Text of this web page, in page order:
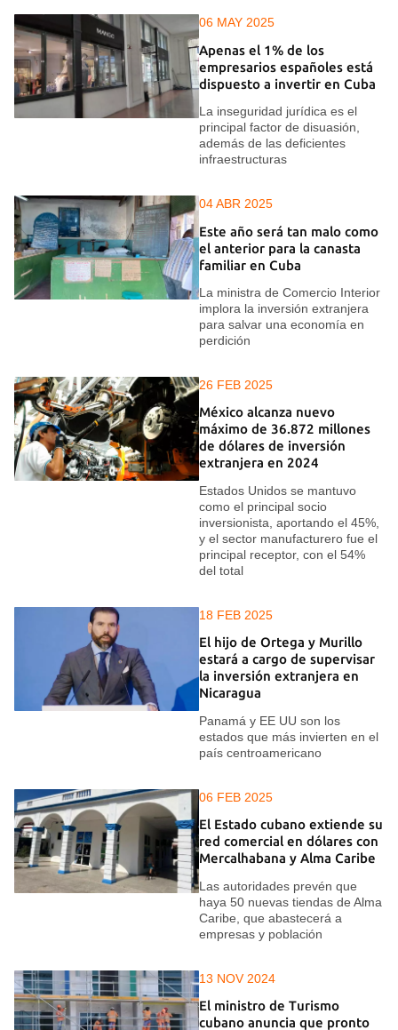
06 MAY 2025
Apenas el 1% de los
empresarios españoles está
dispuesto a invertir en Cuba
La inseguridad jurídica es el
principal factor de disuasión,
además de las deficientes
infraestructuras
04 ABR 2025
Este año será tan malo como
el anterior para la canasta
familiar en Cuba
La ministra de Comercio Interior
implora la inversión extranjera
para salvar una economía en
perdición
26 FEB 2025
México alcanza nuevo
máximo de 36.872 millones
de dólares de inversión
extranjera en 2024
Estados Unidos se mantuvo
como el principal socio
inversionista, aportando el 45%,
y el sector manufacturero fue el
principal receptor, con el 54%
del total
18 FEB 2025
El hijo de Ortega y Murillo
estará a cargo de supervisar
la inversión extranjera en
Nicaragua
Panamá y EE UU son los
estados que más invierten en el
país centroamericano
06 FEB 2025
El Estado cubano extiende su
red comercial en dólares con
Mercalhabana y Alma Caribe
Las autoridades prevén que
haya 50 nuevas tiendas de Alma
Caribe, que abastecerá a
empresas y población
13 NOV 2024
El ministro de Turismo
cubano anuncia que pronto